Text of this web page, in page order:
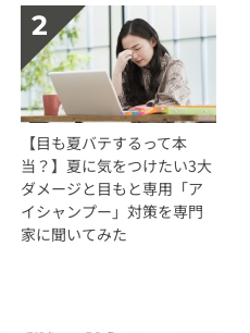
【目も夏バテするって本
当？】夏に気をつけたい3大
ダメージと目もと専用「ア
イシャンプー」対策を専門
家に聞いてみた